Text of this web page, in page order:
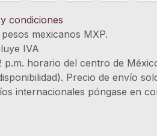
condiciones
mexicanos MXP.
incluye IVA
p.m. horario del centro de
Precio de envío
internacionales póngase en